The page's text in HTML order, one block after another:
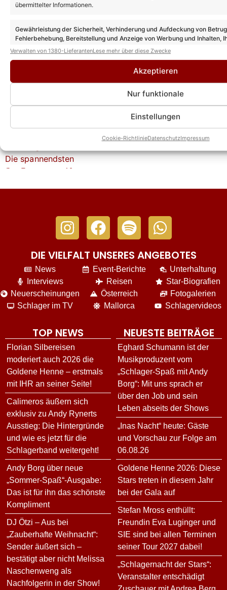
übermittelter Informationen.
Gewährleistung der Sicherheit, Verhinderung und Aufdeckung von
Fehlerbehebung, Bereitstellung und Anzeige von Werbung und Inhalten,
Entscheidungen zum Datenschutz speichern und übermitteln.
Verwalten von 1380-LieferantenLese mehr über diese Zwecke
Akzeptieren
Nur funktionale
Einstellungen
Cookie-RichtlinieDatenschutzImpressum
ZDF-Fernsehgarten Gäste nächste
Ausgabe: Diese Stars sind am 16.08.26
beim Motto „Italo-Schlager“ dabei
Stars sind am 26.07.26 dabei
DIE VIELFALT UNSERES ANGEBOTES
News
Interviews
Neuerscheinungen
Schlager im TV
Event-Berichte
Reisen
Österreich
Mallorca
Unterhaltung
Star-Biografien
Fotogalerien
Schlagervideos
TOP NEWS
Florian Silbereisen
moderiert auch 2026 die
Goldene Henne – erstmals
mit IHR an seiner Seite!
Calimeros äußern sich
exklusiv zu Andy Rynerts
Ausstieg: Die Hintergründe
und wie es jetzt für die
Schlagerband weitergeht!
Andy Borg über neue
„Sommer-Spaß“-Ausgabe:
Das ist für ihn das schönste
Kompliment
DJ Ötzi – Aus bei
„Zauberhafte Weihnacht“:
Sender äußert sich –
bestätigt aber nicht Melissa
Naschenweng als
Nachfolgerin in der Show!
NEUESTE BEITRÄGE
Eghard Schumann ist der
Musikproduzent vom
„Schlager-Spaß mit Andy
Borg“: Mit uns sprach er
über den Job und sein
Leben abseits der Shows
„Inas Nacht“ heute: Gäste
und Vorschau zur Folge am
06.08.26
Goldene Henne 2026: Diese
Stars treten in diesem Jahr
bei der Gala auf
Stefan Mross enthüllt:
Freundin Eva Luginger und
SIE sind bei allen Terminen
seiner Tour 2027 dabei!
„Schlagernacht der Stars“:
Veranstalter entschädigt